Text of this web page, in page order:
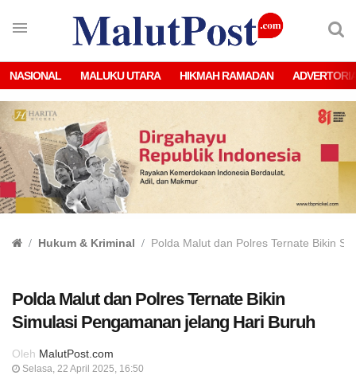
NASIONAL MALUKU UTARA HIKMAH RAMADAN
Hukum & Kriminal Polda Malut dan Polres Ternate Bikin
Polda Malut dan Polres Ternate Bikin
Simulasi Pengamanan jelang Hari Buruh
Oleh MalutPost.com
Selasa, 22 April 2025, 16:50